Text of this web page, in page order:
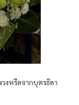
งหรีดจากบุตรธิดา